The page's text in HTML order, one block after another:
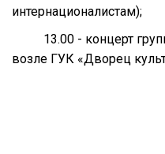
интернационалистам);
13.00 - концерт
возле ГУК «Дворец